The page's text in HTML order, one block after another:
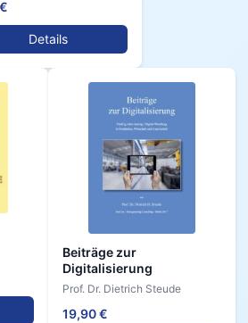
Details
Beiträge zur
Digitalisierung
Prof. Dr. Dietrich Steude
19,90 €